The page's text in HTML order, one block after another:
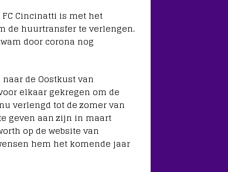
Cincinatti is met het
de huurtransfer te verlengen.
door corona nog
de Oostkust van
elkaar gekregen om de
verlengd tot de zomer van
geven aan zijn in maart
op de website van
hem het komende jaar